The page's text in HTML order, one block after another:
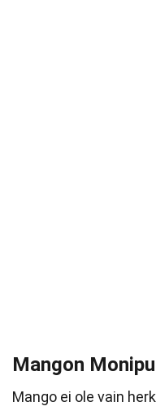
Mangon
Mango ei ole vain